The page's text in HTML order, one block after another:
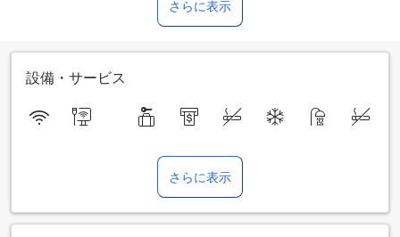
さらに表示
設備・サービス
さらに表示